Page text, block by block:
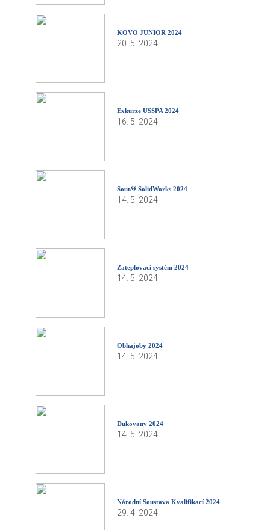
KOVO JUNIOR 2024
20. 5. 2024
Exkurze USSPA 2024
16. 5. 2024
Soutěž SolidWorks 2024
14. 5. 2024
Zateplovací systém 2024
14. 5. 2024
Obhajoby 2024
14. 5. 2024
Dukovany 2024
14. 5. 2024
Národní Soustava Kvalifikací 2024
29. 4. 2024